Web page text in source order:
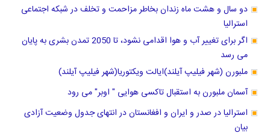
دو سال و هشت ماه زندان بخاطر مزاحمت و تخلف در شبکه اجتماعی
استرالیا
اگر برای تغییر آب و هوا اقدامی نشود، تا 2050 تمدن بشری به پایان
می رسد
ملبورن (شهر فیلیپ آیلند)ایالت ویکتوریا(شهر فیلیپ آیلند)
آسمان ملبورن به استقبال تاکسی هوایی " اوبر" می رود
استرالیا در صدر و ایران و افغانستان در انتهای جدول وضعیت آزادی
بیان